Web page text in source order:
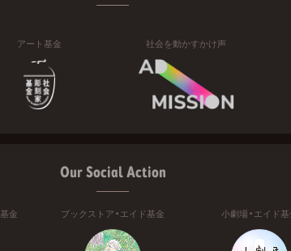
アート基金 社会を動かすかけ声
Our Social Action
金 ブックストア・エイド基金 小劇場・エイド